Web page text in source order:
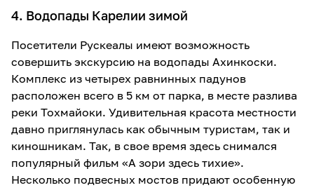
4. Водопады Карелии зимой
Посетители Рускеалы имеют возможность
совершить экскурсию на водопады Ахинкоски.
Комплекс из четырех равнинных падунов
расположен всего в 5 км от парка, в месте разлива
реки Тохмайоки. Удивительная красота местности
давно приглянулась как обычным туристам, так и
киношникам. Так, в свое время здесь снимался
популярный фильм «А зори здесь тихие».
Несколько подвесных мостов придают особенную